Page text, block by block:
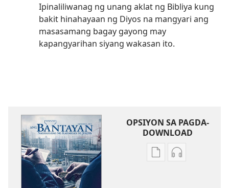
Ipinaliliwanag ng unang aklat ng Bibliya kung
bakit hinahayaan ng Diyos na mangyari ang
masasamang bagay gayong may
kapangyarihan siyang wakasan ito.
OPSIYON SA PAGDA-
DOWNLOAD
OpsiyonOpsiyon